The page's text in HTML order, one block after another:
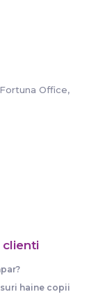
Office,
clienti
haine copii